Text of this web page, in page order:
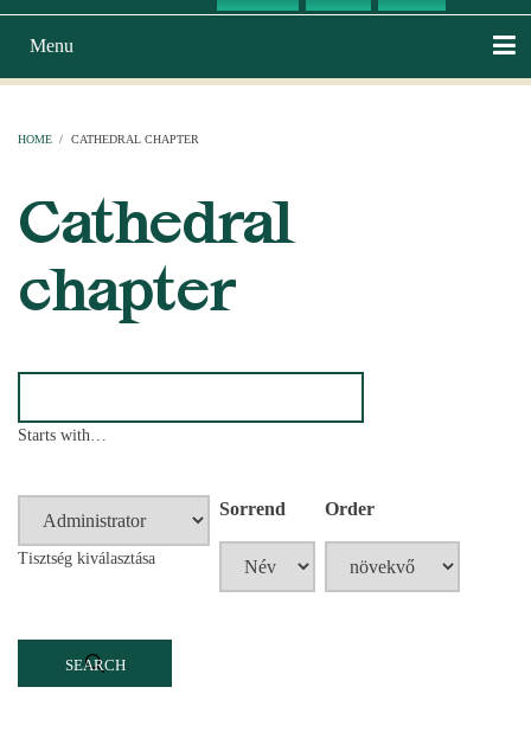
Main
navigation
Menu
HOME / CATHEDRAL CHAPTER
Cathedral
chapter
Starts with…
Tisztség kiválasztása
Sorrend Order